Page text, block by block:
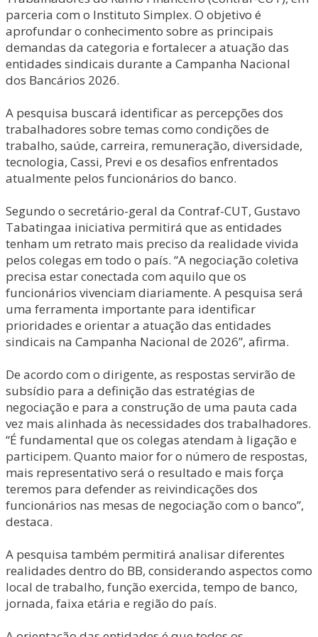
parceria com o Instituto Simplex. O objetivo é
aprofundar o conhecimento sobre as principais
demandas da categoria e fortalecer a atuação das
entidades sindicais durante a Campanha Nacional
dos Bancários 2026.
A pesquisa buscará identificar as percepções dos
trabalhadores sobre temas como condições de
trabalho, saúde, carreira, remuneração, diversidade,
tecnologia, Cassi, Previ e os desafios enfrentados
atualmente pelos funcionários do banco.
Segundo o secretário-geral da Contraf-CUT, Gustavo
Tabatingaa iniciativa permitirá que as entidades
tenham um retrato mais preciso da realidade vivida
pelos colegas em todo o país. “A negociação coletiva
precisa estar conectada com aquilo que os
funcionários vivenciam diariamente. A pesquisa será
uma ferramenta importante para identificar
prioridades e orientar a atuação das entidades
sindicais na Campanha Nacional de 2026”, afirma.
De acordo com o dirigente, as respostas servirão de
subsídio para a definição das estratégias de
negociação e para a construção de uma pauta cada
vez mais alinhada às necessidades dos trabalhadores.
“É fundamental que os colegas atendam à ligação e
participem. Quanto maior for o número de respostas,
mais representativo será o resultado e mais força
teremos para defender as reivindicações dos
funcionários nas mesas de negociação com o banco”,
destaca.
A pesquisa também permitirá analisar diferentes
realidades dentro do BB, considerando aspectos como
local de trabalho, função exercida, tempo de banco,
jornada, faixa etária e região do país.